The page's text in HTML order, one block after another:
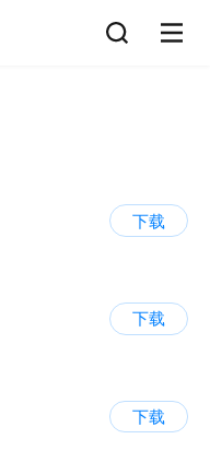
下载
下载
下载